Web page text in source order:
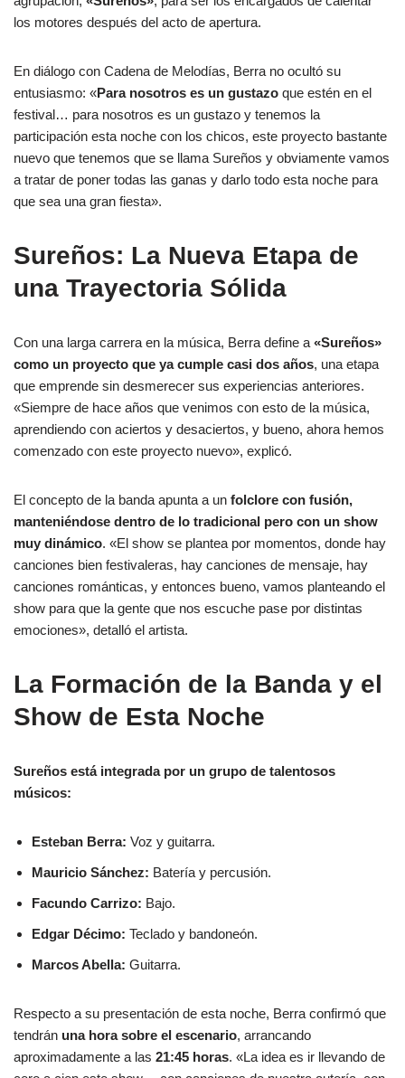
los motores después del acto de apertura.
En diálogo con Cadena de Melodías, Berra no ocultó su
entusiasmo: «Para nosotros es un gustazo que estén en el
festival… para nosotros es un gustazo y tenemos la
participación esta noche con los chicos, este proyecto bastante
nuevo que tenemos que se llama Sureños y obviamente vamos
a tratar de poner todas las ganas y darlo todo esta noche para
que sea una gran fiesta».
Sureños: La Nueva Etapa de
una Trayectoria Sólida
Con una larga carrera en la música, Berra define a «Sureños»
como un proyecto que ya cumple casi dos años, una etapa
que emprende sin desmerecer sus experiencias anteriores.
«Siempre de hace años que venimos con esto de la música,
aprendiendo con aciertos y desaciertos, y bueno, ahora hemos
comenzado con este proyecto nuevo», explicó.
El concepto de la banda apunta a un folclore con fusión,
manteniéndose dentro de lo tradicional pero con un show
muy dinámico. «El show se plantea por momentos, donde hay
canciones bien festivaleras, hay canciones de mensaje, hay
canciones románticas, y entonces bueno, vamos planteando el
show para que la gente que nos escuche pase por distintas
emociones», detalló el artista.
La Formación de la Banda y el
Show de Esta Noche
Sureños está integrada por un grupo de talentosos
músicos:
Esteban Berra: Voz y guitarra.
Mauricio Sánchez: Batería y percusión.
Facundo Carrizo: Bajo.
Edgar Décimo: Teclado y bandoneón.
Marcos Abella: Guitarra.
Respecto a su presentación de esta noche, Berra confirmó que
tendrán una hora sobre el escenario, arrancando
aproximadamente a las 21:45 horas. «La idea es ir llevando de